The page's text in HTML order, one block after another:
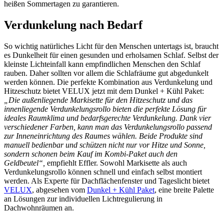
heißen Sommertagen zu garantieren.
Verdunkelung nach Bedarf
So wichtig natürliches Licht für den Menschen untertags ist, braucht
es Dunkelheit für einen gesunden und erholsamen Schlaf. Selbst der
kleinste Lichteinfall kann empfindlichen Menschen den Schlaf
rauben. Daher sollten vor allem die Schlafräume gut abgedunkelt
werden können. Die perfekte Kombination aus Verdunkelung und
Hitzeschutz bietet VELUX jetzt mit dem Dunkel + Kühl Paket:
„Die außenliegende Markisette für den Hitzeschutz und das
innenliegende Verdunkelungsrollo bieten die perfekte Lösung für
ideales Raumklima und bedarfsgerechte Verdunkelung. Dank vier
verschiedener Farben, kann man das Verdunkelungsrollo passend
zur Inneneinrichtung des Raumes wählen. Beide Produkte sind
manuell bedienbar und schützen nicht nur vor Hitze und Sonne,
sondern schonen beim Kauf im Kombi-Paket auch den
Geldbeutel“, empfiehlt Effler. Sowohl Markisette als auch
Verdunkelungsrollo können schnell und einfach selbst montiert
werden. Als Experte für Dachflächenfenster und Tageslicht bietet
VELUX, abgesehen vom Dunkel + Kühl Paket, eine breite Palette
an Lösungen zur individuellen Lichtregulierung in
Dachwohnräumen an.